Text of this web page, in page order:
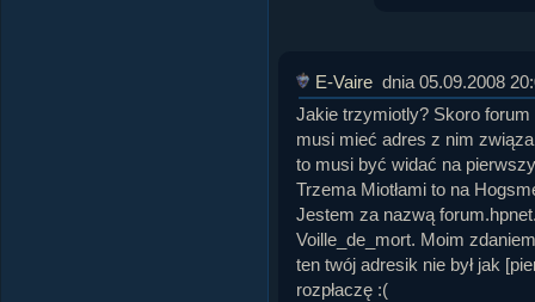
E-Vaire dnia 05.09.2008
Jakie trzymiotly? Skoro
musi mieć adres z nim
to musi być widać na
Trzema Miotłami to na
Jestem za nazwą
Voille_de_mort. Moim
ten twój adresik nie był jak
rozpłaczę :(